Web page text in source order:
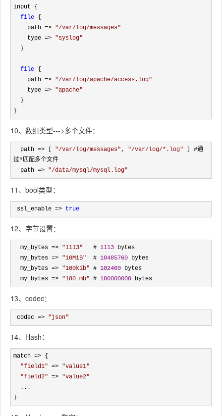
input {
file {
    path
=> "/var/log/messages"
    type
=> "syslog"
file {
    path
=> "/var/log/apache/access.log"
    type
=> "apache"
}
10、数组类型--->多个文件：
  path => [
"/var/log/messages", "/var/log/*.log" ] #通
过*匹配多个文件
  path
=> "/data/mysql/mysql.log"
11、bool类型：
ssl_enable => true
12、字节设置：
  my_bytes =>
"1113"
   #
1113 bytes
  my_bytes
=> "10MiB"
  #
10485760 bytes
  my_bytes
=> "100kib" # 102400 bytes
  my_bytes
=> "180 mb" # 180000000 bytes
13、codec：
codec => "json"
14、Hash：
match => {
"field1" => "value1"
"field2" => "value2"
}